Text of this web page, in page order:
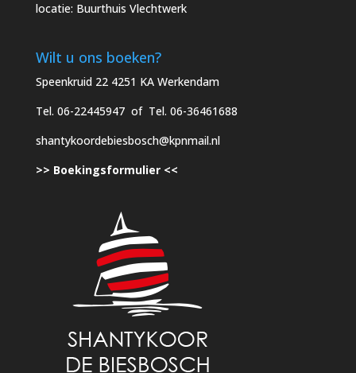
locatie: Buurthuis Vlechtwerk
Wilt u ons boeken?
Speenkruid 22 4251 KA Werkendam
Tel. 06-22445947 of Tel. 06-36461688
shantykoordebiesbosch@kpnmail.nl
>> Boekingsformulier <<